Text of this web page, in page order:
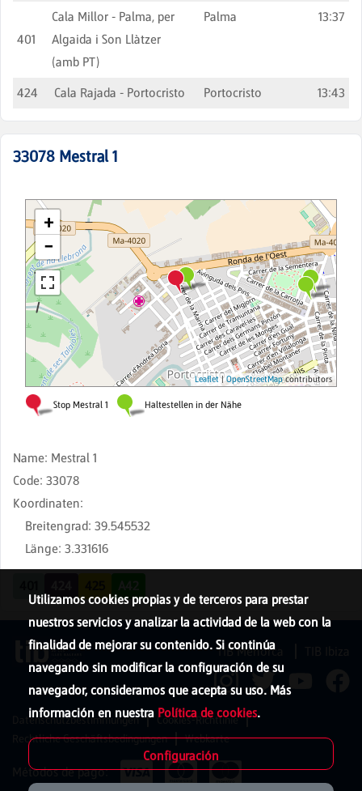
401
Cala Millor - Palma, per
Algaida i Son Llàtzer
(amb PT)
Palma 13:37
424 Cala Rajada - Portocristo Portocristo 13:43
33078 Mestral 1
Name: Mestral 1
Code: 33078
Koordinaten:
Breitengrad: 39.545532
Länge: 3.331616
Utilizamos cookies propias y de terceros para prestar
nuestros servicios y analizar la actividad de la web con la
finalidad de mejorar su contenido. Si continúa
navegando sin modificar la configuración de su
navegador, consideramos que acepta su uso. Más
información en nuestra Política de cookies.
Configuración
TIB Menorca
Datenschutzbestimmungen
Cookies-Richtlinie
Rechtliche Geschäftsbedingungen
Webkarte
Métodos de pago: